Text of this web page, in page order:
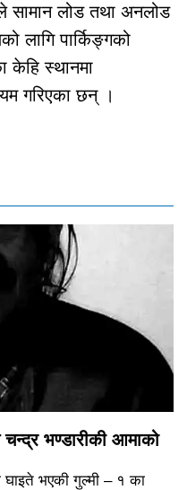
सामान लोड तथा अनलोड
लागि पार्किङ्गको
केहि स्थानमा
गरिएका छन् ।
चन्द्र भण्डारीकी आमाको
घाइते भएकी गुल्मी – १ का